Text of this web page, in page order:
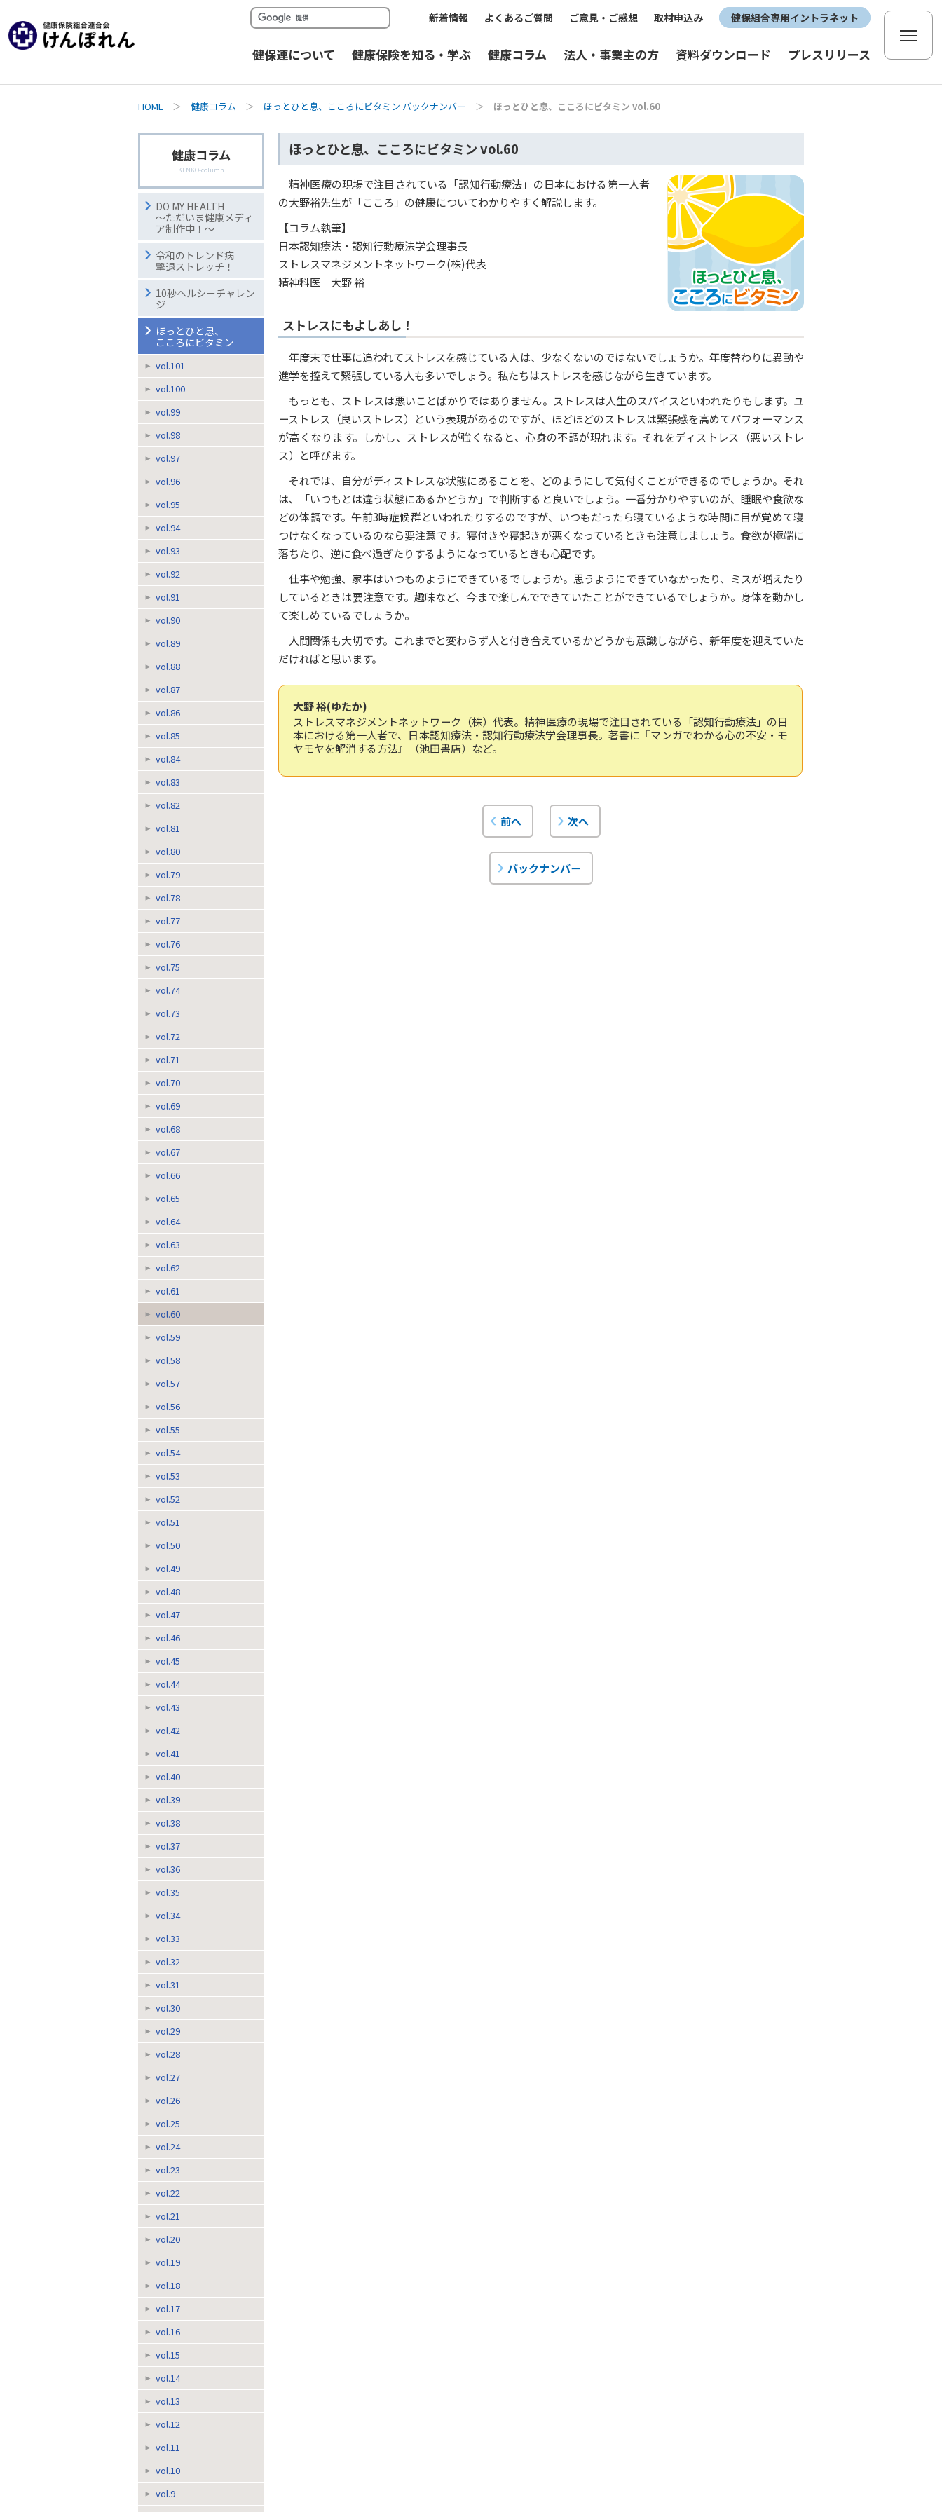
新着情報 よくあるご質問 ご意見・ご感想 取材申込み 健保組合専用イントラネット
健保連について 健康保険を知る・学ぶ 健康コラム 法人・事業主の方 資料ダウンロード プレスリリース
HOME ＞ 健康コラム ＞ ほっとひと息、こころにビタミン バックナンバー ＞ ほっとひと息、こころにビタミン vol.60
ほっとひと息、こころにビタミン vol.60
精神医療の現場で注目されている「認知行動療法」の日本における第一人者
の大野裕先生が「こころ」の健康についてわかりやすく解説します。
【コラム執筆】
日本認知療法・認知行動療法学会理事長
ストレスマネジメントネットワーク(株)代表
精神科医 大野 裕
ストレスにもよしあし！
年度末で仕事に追われてストレスを感じている人は、少なくないのではないでしょうか。年度替わりに異動や
進学を控えて緊張している人も多いでしょう。私たちはストレスを感じながら生きています。
もっとも、ストレスは悪いことばかりではありません。ストレスは人生のスパイスといわれたりもします。ユ
ーストレス（良いストレス）という表現があるのですが、ほどほどのストレスは緊張感を高めてパフォーマンス
が高くなります。しかし、ストレスが強くなると、心身の不調が現れます。それをディストレス（悪いストレ
ス）と呼びます。
それでは、自分がディストレスな状態にあることを、どのようにして気付くことができるのでしょうか。それ
は、「いつもとは違う状態にあるかどうか」で判断すると良いでしょう。一番分かりやすいのが、睡眠や食欲な
どの体調です。午前3時症候群といわれたりするのですが、いつもだったら寝ているような時間に目が覚めて寝
つけなくなっているのなら要注意です。寝付きや寝起きが悪くなっているときも注意しましょう。食欲が極端に
落ちたり、逆に食べ過ぎたりするようになっているときも心配です。
仕事や勉強、家事はいつものようにできているでしょうか。思うようにできていなかったり、ミスが増えたり
しているときは要注意です。趣味など、今まで楽しんでできていたことができているでしょうか。身体を動かし
て楽しめているでしょうか。
人間関係も大切です。これまでと変わらず人と付き合えているかどうかも意識しながら、新年度を迎えていた
だければと思います。
大野 裕(ゆたか)
ストレスマネジメントネットワーク（株）代表。精神医療の現場で注目されている「認知行動療法」の日
本における第一人者で、日本認知療法・認知行動療法学会理事長。著書に『マンガでわかる心の不安・モ
ヤモヤを解消する方法』（池田書店）など。
前へ 次へ
バックナンバー
健康コラム
KENKO-column
DO MY HEALTH
～ただいま健康メディ
ア制作中！～
令和のトレンド病
撃退ストレッチ！
10秒ヘルシーチャレン
ジ
ほっとひと息、
こころにビタミン
vol.101
vol.100
vol.99
vol.98
vol.97
vol.96
vol.95
vol.94
vol.93
vol.92
vol.91
vol.90
vol.89
vol.88
vol.87
vol.86
vol.85
vol.84
vol.83
vol.82
vol.81
vol.80
vol.79
vol.78
vol.77
vol.76
vol.75
vol.74
vol.73
vol.72
vol.71
vol.70
vol.69
vol.68
vol.67
vol.66
vol.65
vol.64
vol.63
vol.62
vol.61
vol.60
vol.59
vol.58
vol.57
vol.56
vol.55
vol.54
vol.53
vol.52
vol.51
vol.50
vol.49
vol.48
vol.47
vol.46
vol.45
vol.44
vol.43
vol.42
vol.41
vol.40
vol.39
vol.38
vol.37
vol.36
vol.35
vol.34
vol.33
vol.32
vol.31
vol.30
vol.29
vol.28
vol.27
vol.26
vol.25
vol.24
vol.23
vol.22
vol.21
vol.20
vol.19
vol.18
vol.17
vol.16
vol.15
vol.14
vol.13
vol.12
vol.11
vol.10
vol.9